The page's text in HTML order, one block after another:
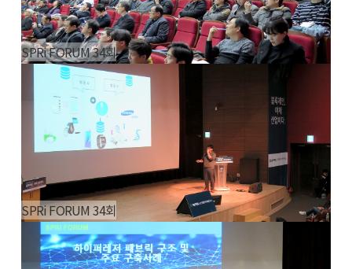
SPRi FORUM 34회
SPRi FORUM 34회